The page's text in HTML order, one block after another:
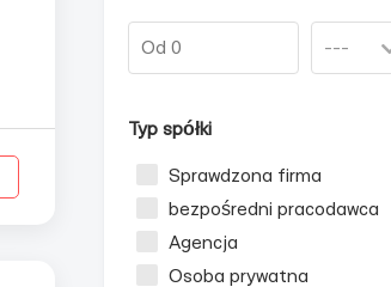
Typ spółki
Sprawdzona firma
bezpośredni pracodawca
Agencja
Osoba prywatna